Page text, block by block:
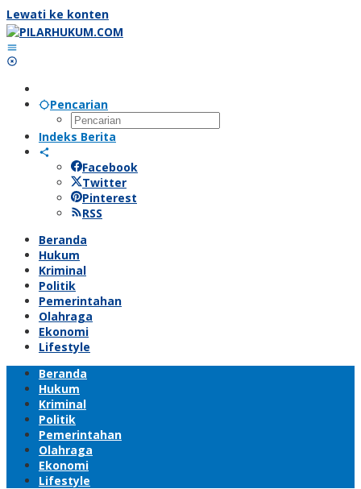
Lewati ke konten
Pencarian
Indeks Berita
Facebook
Twitter
Pinterest
RSS
Beranda
Hukum
Kriminal
Politik
Pemerintahan
Olahraga
Ekonomi
Lifestyle
Beranda
Hukum
Kriminal
Politik
Pemerintahan
Olahraga
Ekonomi
Lifestyle